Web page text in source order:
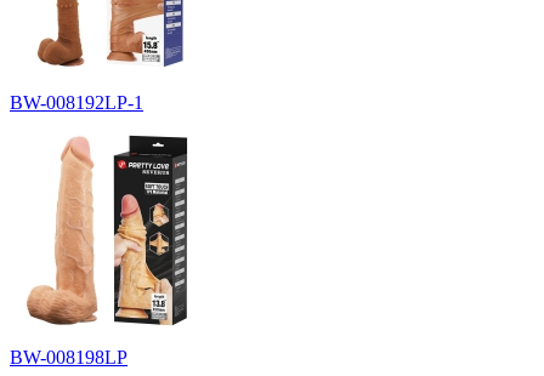
BW-008192LP-1
BW-008198LP